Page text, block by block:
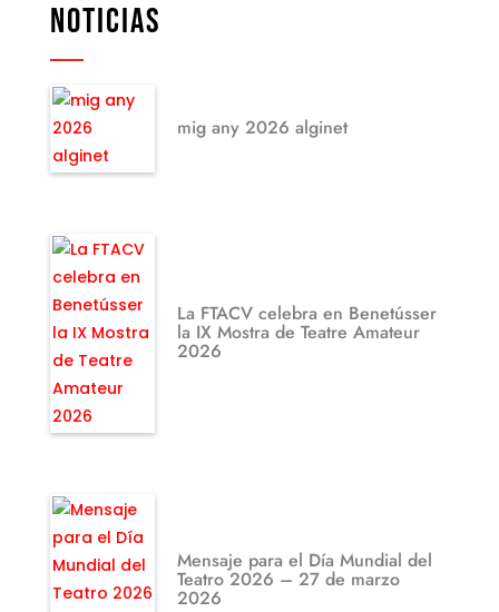
NOTICIAS
mig any 2026 alginet
La FTACV celebra en Benetússer
la IX Mostra de Teatre Amateur
2026
Mensaje para el Día Mundial del
Teatro 2026 – 27 de marzo
2026